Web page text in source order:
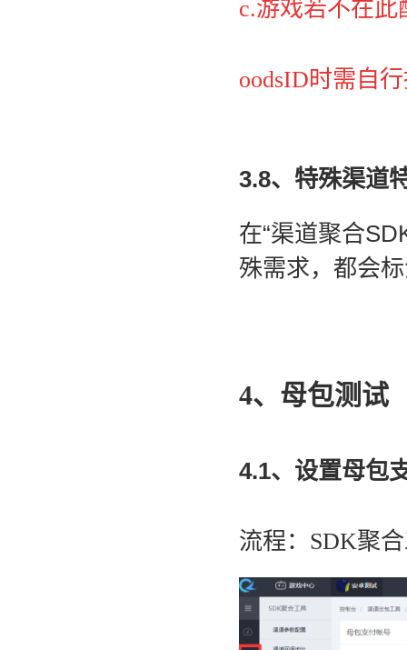
c.游戏若不在此
oodsID时需自
3.8、特殊渠道
在“渠道聚合
殊需求，都会
4、母包测试
4.1、设置母包
流程：SDK聚